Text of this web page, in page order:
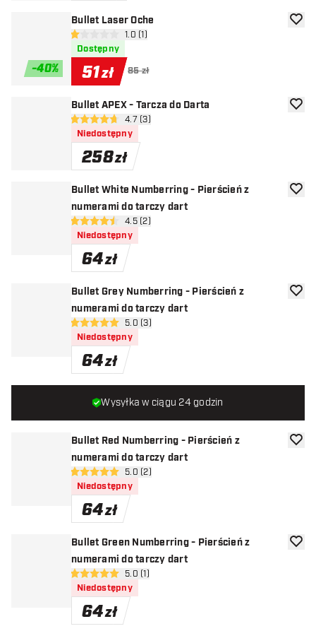
-40%
Bullet Laser Oche
otwórz panel recenzji
1 gwiazdki oceny1.0 (1)
Dostępny
51zł 85 zł
Bullet APEX - Tarcza do Darta
otwórz panel recenzji
4.7 gwiazdki oceny
4.7 (3)
Niedostępny
258zł
Bullet White Numberring - Pierścień z
numerami do tarczy dart
otwórz panel recenzji
4.5 gwiazdki oceny
4.5 (2)
Niedostępny
64zł
Bullet Grey Numberring - Pierścień z
numerami do tarczy dart
otwórz panel recenzji
5 gwiazdki oceny5.0 (3)
Niedostępny
64zł
Bullet Red Numberring - Pierścień z
numerami do tarczy dart
otwórz panel recenzji
5 gwiazdki oceny5.0 (2)
Niedostępny
64zł
Bullet Green Numberring - Pierścień z
numerami do tarczy dart
otwórz panel recenzji
5 gwiazdki oceny
5.0 (1)
Niedostępny
64zł
Wysyłka w ciągu 24 godzin